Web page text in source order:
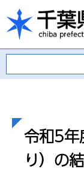
令和5年
り）の